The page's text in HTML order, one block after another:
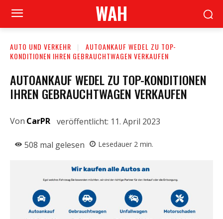
WAH
AUTO UND VERKEHR
AUTOANKAUF WEDEL ZU TOP-
KONDITIONEN IHREN GEBRAUCHTWAGEN VERKAUFEN
AUTOANKAUF WEDEL ZU TOP-KONDITIONEN
IHREN GEBRAUCHTWAGEN VERKAUFEN
Von CarPR veröffentlicht: 11. April 2023
508 mal gelesen Lesedauer 2 min.